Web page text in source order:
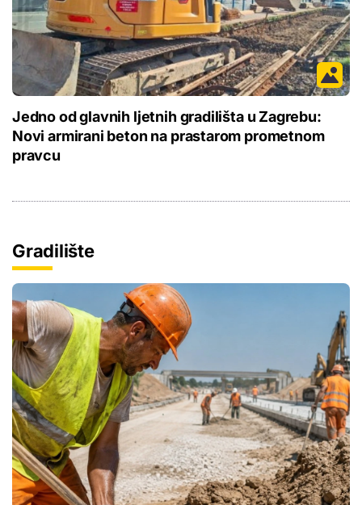
Jedno od glavnih ljetnih gradilišta u Zagrebu:
Novi armirani beton na prastarom prometnom
pravcu
Gradilište